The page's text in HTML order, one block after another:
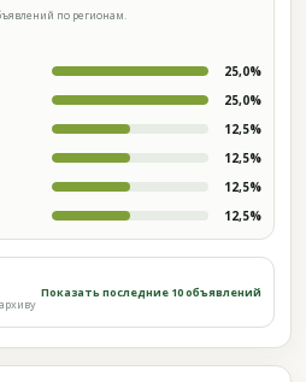
по регионам.
25,0%
25,0%
12,5%
12,5%
12,5%
12,5%
Показать последние 10 объявлений